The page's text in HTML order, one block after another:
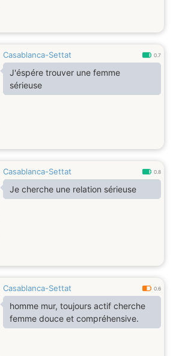
Casablanca-Settat 0.7
J'éspére trouver une femme
sérieuse
Casablanca-Settat 0.8
Je cherche une relation sérieuse
Casablanca-Settat 0.6
homme mur, toujours actif cherche
femme douce et compréhensive.